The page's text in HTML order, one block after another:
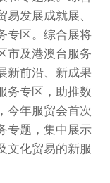
发展成就展、
专区。综合展将
市及港澳台服务
新前沿、新成果
务专区，助推数
今年服贸会首次
专题，集中展示
文化贸易的新服